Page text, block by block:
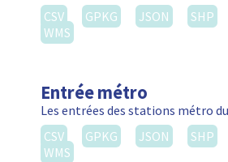
CSV
GPKG JSON SHP
WMS
Entrée métro
Les entrées des stations métro
CSV
GPKG JSON SHP
WMS